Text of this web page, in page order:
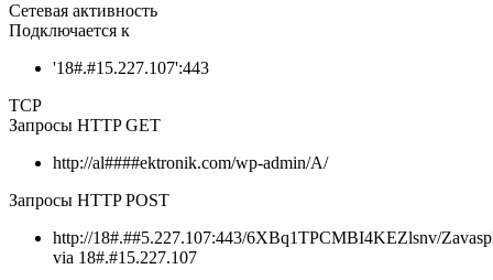
Сетевая активность
Подключается к
'18#.#15.227.107':443
TCP
Запросы HTTP GET
http://al####ektronik.com/wp-admin/A/
Запросы HTTP POST
http://18#.##5.227.107:443/6XBq1TPCMBI4KEZlsnv/
via 18#.#15.227.107